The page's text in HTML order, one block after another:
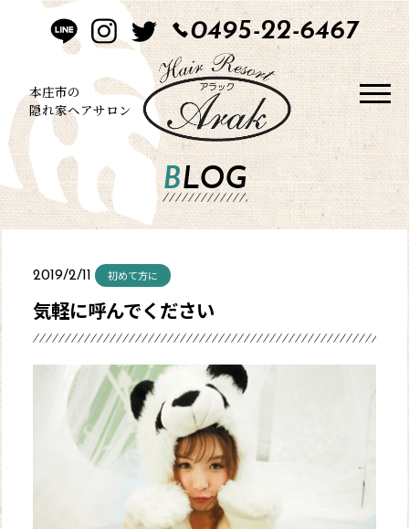
HOME
CONCEPT
STYLE
MENU
SALON
CONTACT
0495-22-6467
本庄市の
隠れ家ヘアサロン
BLOG
2019/2/11 初めて方に
気軽に呼んでください